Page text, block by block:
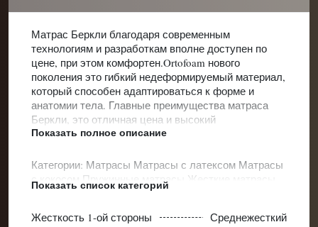
Матрас Беркли благодаря современным
технологиям и разработкам вполне доступен по
цене, при этом комфортен.Ortofoam нового
поколения это гибкий недеформируемый материал,
который способен адаптироваться к форме и
анатомии тела. Главные преимущества матраса
Беркли, это отличная цена и высокий
ортопедический эффект.
Показать полное описание
Категории: Матрасы Матрасы с латексом Матрасы
с кокосом Пружинные матрасы Жесткие матрасы
Среднежесткие матрасыОртопедические матрасы
Показать список категорий
Жесткость 1-ой стороны
Среднежесткий